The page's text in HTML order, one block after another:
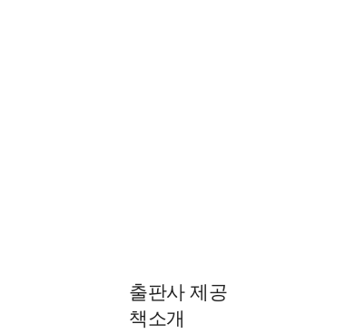
출판사 제공
책소개